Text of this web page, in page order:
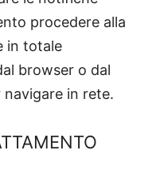
procedere alla
in totale
browser o dal
in rete.